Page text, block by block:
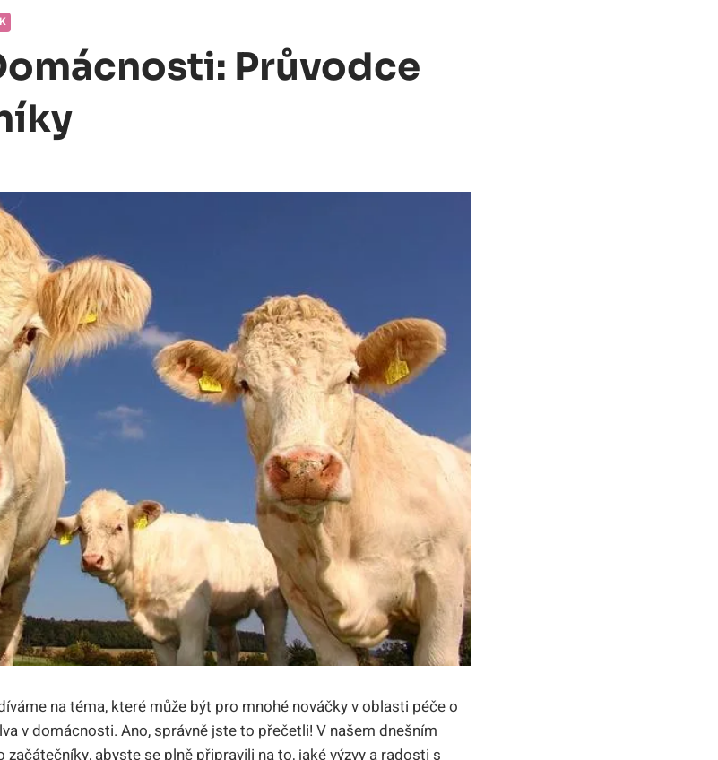
Průvodce
na téma, které může být pro mnohé nováčky v oblasti péče o
v domácnosti. Ano, správně jste to přečetli! V našem dnešním
abyste se plně připravili na to, jaké výzvy a radosti s